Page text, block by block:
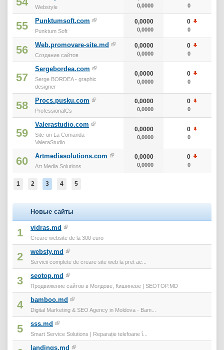
Webstyle 0,0000 0
55 Punktumsoft.com
Punktum Soft
0,0000
0,0000
0
0
56 Web.promovare-site.md
Создание сайтов
0,0000
0,0000
0
0
57
Sergebordea.com
Serge BORDEA - graphic
designer
0,0000
0,0000
0
0
58 Procs.pusku.com
ProfessionalCs
0,0000
0,0000
0
0
59
Valerastudio.com
Site-uri La Comanda -
ValeraStudio
0,0000
0,0000
0
0
60 Artmediasolutions.com
Art Media Solutions
0,0000
0,0000
0
0
1 2 3 4 5
Новые сайты
1 vidras.md
Creare website de la 300 euro
2 websty.md
Servicii complete de creare site web la pret ac...
3 seotop.md
Продвижение сайтов в Молдове, Кишиневе | SEOTOP.MD
4 bamboo.md
Digital Marketing & SEO Agency in Moldova - Bam...
5 sss.md
Smart Service Solutions | Reparație telefoane î...
landings.md